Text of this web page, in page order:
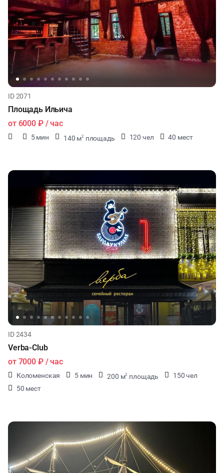
ID 2071
Площадь Ильича
от 6000 ₽/ час
5 мин 140 м2 площадь 120 чел 40 мест
ID 2434
Verba-Club
от 7000 ₽/ час
Коломенская 5 мин 200 м2 площадь
150 чел
50 мест